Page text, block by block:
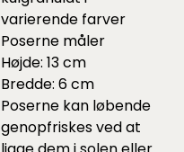
varierende farver
Poserne måler
Højde: 13 cm
Bredde: 6 cm
Poserne kan løbende
genopfriskes ved at